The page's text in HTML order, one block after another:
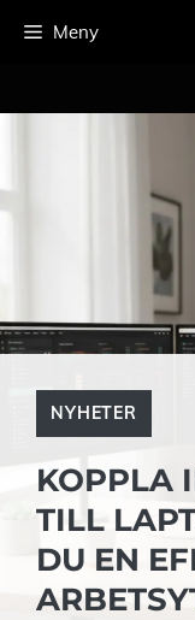
Meny
NYHETER
KOPPLA
TILL
DU EN